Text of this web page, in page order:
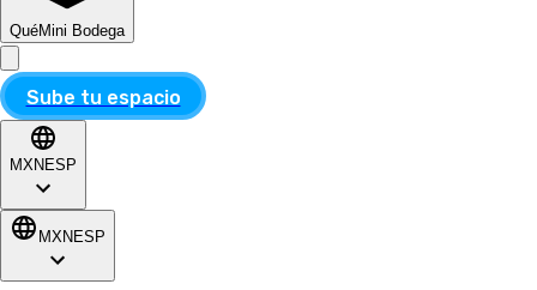
QuéMini Bodega
Sube tu espacio
MXN ESP
MXN ESP